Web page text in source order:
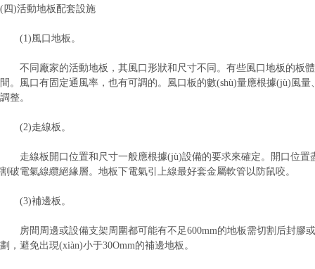
(四)活動地板配套設施
(1)風口地板。
不同廠家的活動地板，其風口形狀和尺寸不同。有些風口地板的板
間。風口有固定通風率，也有可調的。風口板的數(shù)量應根據(jù)風
調整。
(2)走線板。
走線板開口位置和尺寸一般應根據(jù)設備的要求來確定。開口位置
割破電氣線纜絕緣層。地板下電氣引上線最好套金屬軟管以防鼠咬。
(3)補邊板。
房間周邊或設備支架周圍都可能有不足600mm的地板需切割后封膠
劃，避免出現(xiàn)小于30Omm的補邊地板。